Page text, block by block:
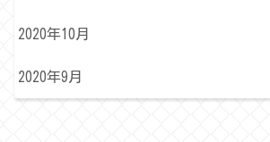
2020年10月
2020年9月